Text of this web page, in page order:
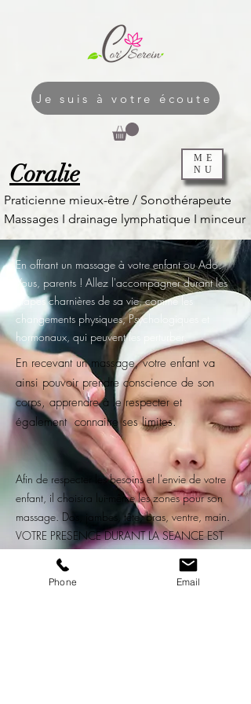
ME
NU
Praticienne mieux-être / Sonothérapeute
Massages I drainage lymphatique I minceur
Coralie
Je suis à votre écoute
En offrant un massage à votre enfant ou Ado.
Vous, parents ! Allez l'accompagner durant les
étapes charnières de sa vie, comme les
changements physiques, Psychologiques et
hormonaux, qui peuvent les perturber.
En recevant un massage, votre enfant va
ainsi pouvoir prendre conscience de son
corps, apprendre à le respecter et
également connaitre ses limites.
Afin de respecter les besoins et l'envie de votre
enfant, il choisira lui-même les zones pour son
massage. Dos, jambes, tête, bras, ventre, main.
VOTRE PRESENCE DURANT LA SEANCE EST
INDISPENSABLE !!!
Réserver 20min
4 à 10ans
Phone Email